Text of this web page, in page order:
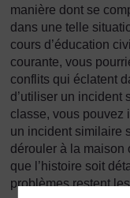
manière dont se
dans une telle
cours d’éducation
courante, vous
conflits qui éclatent
d’utiliser un incident
classe, vous pouvez
un incident similaire
dérouler à la maison
que l’histoire soit
problèmes restent